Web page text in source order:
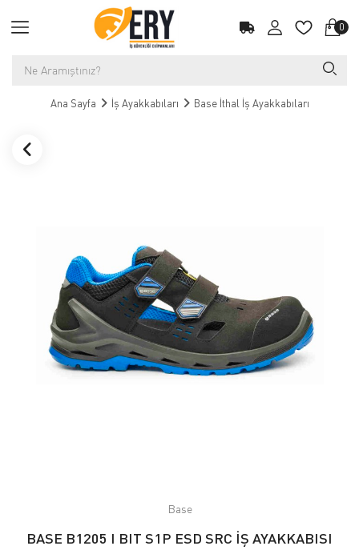
0
Ana Sayfa İş Ayakkabıları Base İthal İş Ayakkabıları
Base
BASE B1205 I BIT S1P ESD SRC İŞ AYAKKABISI